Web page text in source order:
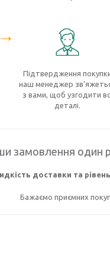
→
Підтвердження
наш менеджер
з вами, щоб узгодити
деталі.
замовлення один
доставки та
Бажаємо приємних